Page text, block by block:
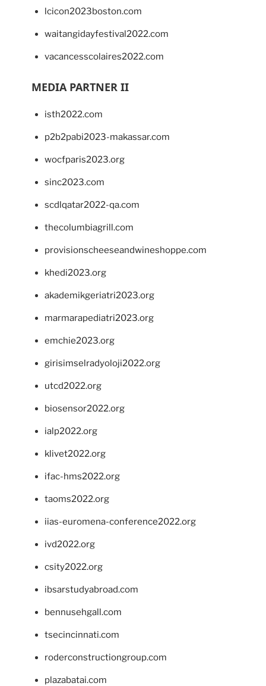
lcicon2023boston.com
waitangidayfestival2022.com
vacancesscolaires2022.com
MEDIA PARTNER II
isth2022.com
p2b2pabi2023-makassar.com
wocfparis2023.org
sinc2023.com
scdlqatar2022-qa.com
thecolumbiagrill.com
provisionscheeseandwineshoppe.com
khedi2023.org
akademikgeriatri2023.org
marmarapediatri2023.org
emchie2023.org
girisimselradyoloji2022.org
utcd2022.org
biosensor2022.org
ialp2022.org
klivet2022.org
ifac-hms2022.org
taoms2022.org
iias-euromena-conference2022.org
ivd2022.org
csity2022.org
ibsarstudyabroad.com
bennusehgall.com
tsecincinnati.com
roderconstructiongroup.com
plazabatai.com